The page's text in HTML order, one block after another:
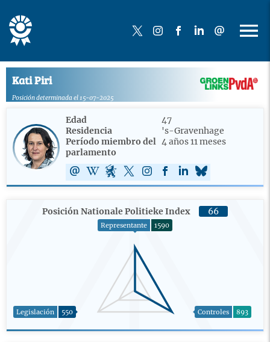
Kati Piri
Posición determinada el 15-07-2025
Edad
47
Residencia
's-Gravenhage
Período miembro del
parlamento
4 años 11 meses
Posición Nationale Politieke Index 66
Legislación 550
Representante 1590
Controles 893